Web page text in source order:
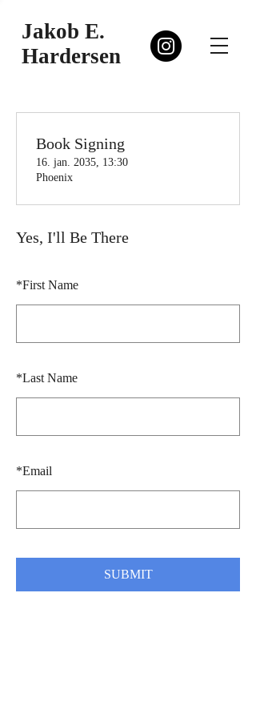
Jakob E.
Hardersen
Yes, I'll Be There
*First Name
*Last Name
*Email
SUBMIT
Book Signing
16. jan. 2035, 13:30
Phoenix